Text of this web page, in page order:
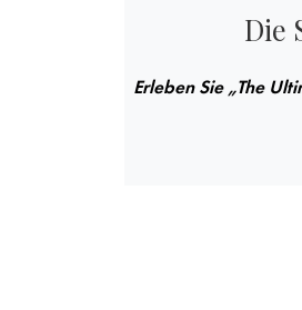
Die
Erleben Sie „The